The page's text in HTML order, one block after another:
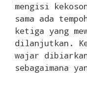
mengisi
sama ada
ketiga yang
dilanjutkan.
wajar
sebagaimana